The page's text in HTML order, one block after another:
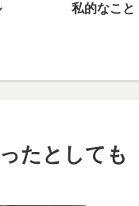
私的なこと
たとしても